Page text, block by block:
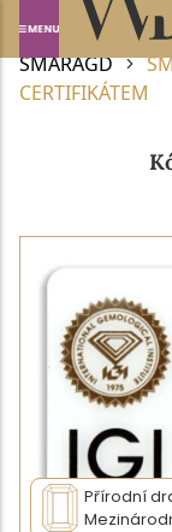
Domů
SMARAGD
CERTIFIKÁTEM
Přírodní